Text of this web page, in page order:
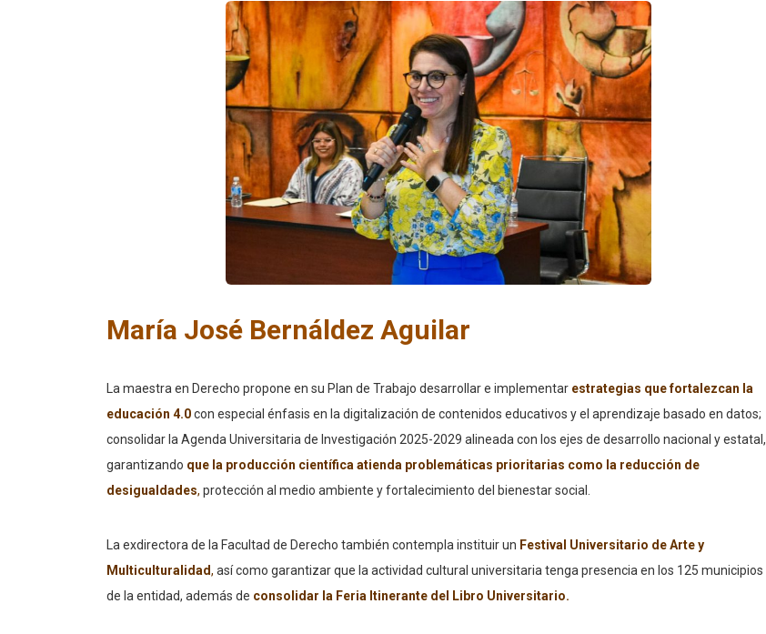
María José Bernáldez Aguilar
La maestra en Derecho propone en su Plan de Trabajo desarrollar e implementar estrategias que fortalezcan la
educación 4.0con especial énfasis en la digitalización de contenidos educativos y el aprendizaje basado en datos;
consolidar la Agenda Universitaria de Investigación 2025-2029 alineada con los ejes de desarrollo nacional y estatal,
garantizando que la producción científica atienda problemáticas prioritarias como la reducción de
desigualdades, protección al medio ambiente y fortalecimiento del bienestar social.
La exdirectora de la Facultad de Derecho también contempla instituir un Festival Universitario de Arte y
Multiculturalidad, así como garantizar que la actividad cultural universitaria tenga presencia en los 125 municipios
de la entidad, además de consolidar la Feria Itinerante del Libro Universitario.